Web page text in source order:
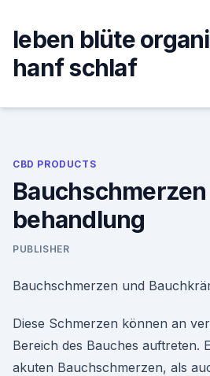
content
leben blüte
hanf schlaf
CBD PRODUCTS
Bauchschmerzen
behandlung
PUBLISHER
Bauchschmerzen und
Diese Schmerzen können an
Bereich des Bauches auftreten.
akuten Bauchschmerzen, als